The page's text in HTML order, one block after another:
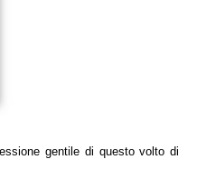
gentile di questo volto di